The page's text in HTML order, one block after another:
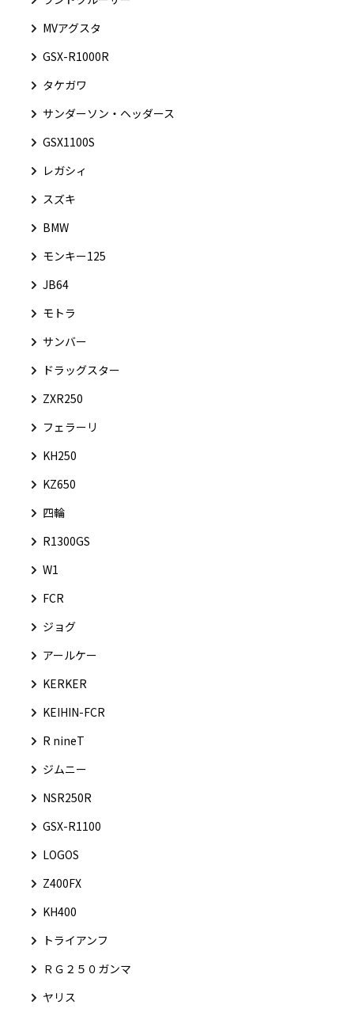
MVアグスタ
GSX-R1000R
タケガワ
サンダーソン・ヘッダース
GSX1100S
レガシィ
スズキ
BMW
モンキー125
JB64
モトラ
サンバー
ドラッグスター
ZXR250
フェラーリ
KH250
KZ650
四輪
R1300GS
W1
FCR
ジョグ
アールケー
KERKER
KEIHIN-FCR
R nineT
ジムニー
NSR250R
GSX-R1100
LOGOS
Z400FX
KH400
トライアンフ
ＲＧ２５０ガンマ
ヤリス